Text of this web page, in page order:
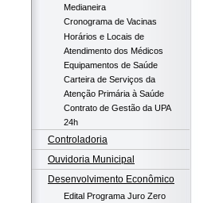
Medianeira
Cronograma de Vacinas
Horários e Locais de
Atendimento dos Médicos
Equipamentos de Saúde
Carteira de Serviços da
Atenção Primária à Saúde
Contrato de Gestão da UPA
24h
Controladoria
Ouvidoria Municipal
Desenvolvimento Econômico
Edital Programa Juro Zero